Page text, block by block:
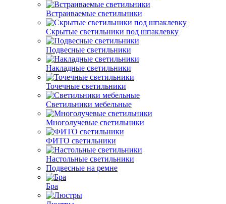
Встраиваемые светильники
Скрытые светильники под шпаклевку
Подвесные светильники
Накладные светильники
Точечные светильники
Светильники мебельные
Многолучевые светильники
ФИТО светильники
Настольные светильники
Подвесные на ремне
Бра